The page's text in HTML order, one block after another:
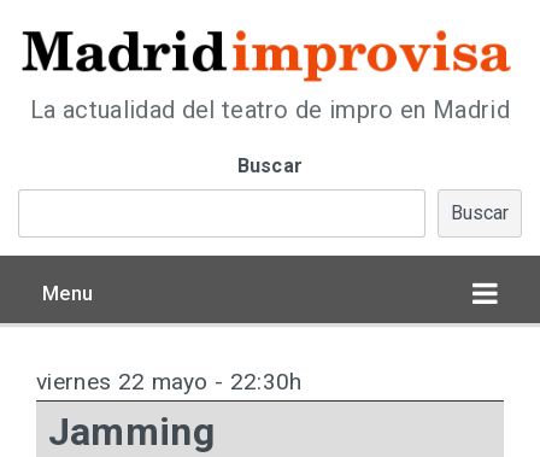
La actualidad del teatro de impro en Madrid
Buscar
Buscar
Menu
viernes 22 mayo - 22:30h
Jamming